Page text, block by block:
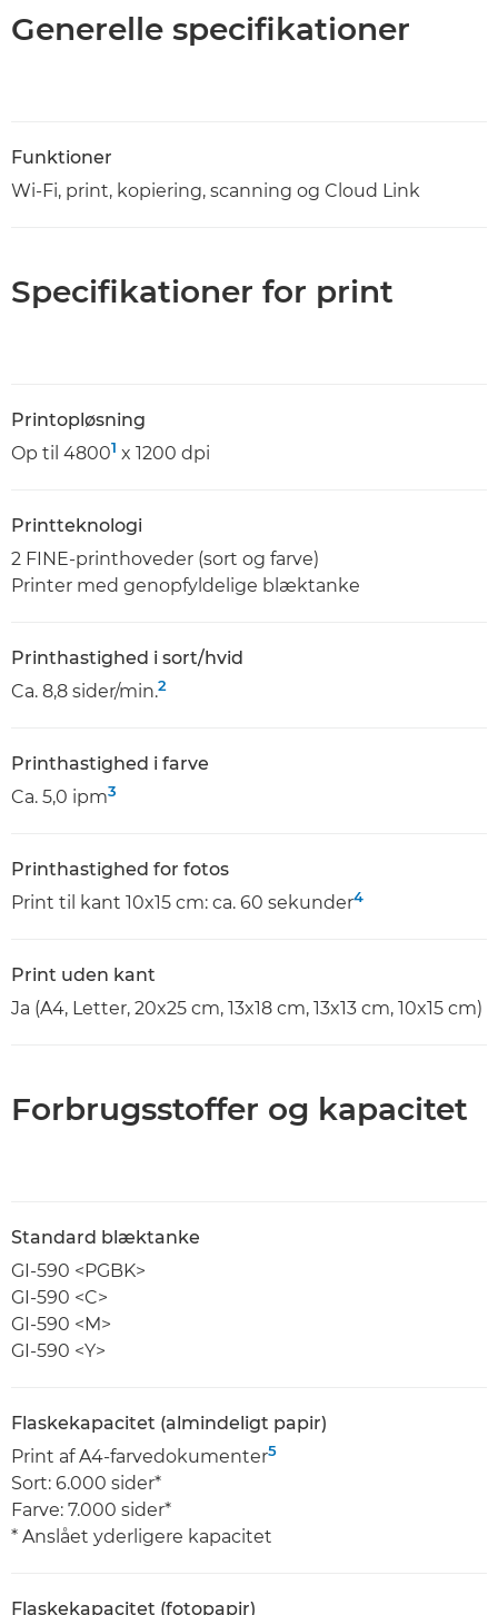
Generelle specifikationer
Funktioner
Wi-Fi, print, kopiering, scanning og Cloud Link
Specifikationer for print
Printopløsning
Op til 48001 x 1200 dpi
Printteknologi
2 FINE-printhoveder (sort og farve)
Printer med genopfyldelige blæktanke
Printhastighed i sort/hvid
Ca. 8,8 sider/min.2
Printhastighed i farve
Ca. 5,0 ipm3
Printhastighed for fotos
Print til kant 10x15 cm: ca. 60 sekunder4
Print uden kant
Ja (A4, Letter, 20x25 cm, 13x18 cm, 13x13 cm, 10x15 cm)
Forbrugsstoffer og kapacitet
Standard blæktanke
GI-590 <PGBK>
GI-590 <C>
GI-590 <M>
GI-590 <Y>
Flaskekapacitet (almindeligt papir)
Print af A4-farvedokumenter5
Sort: 6.000 sider*
Farve: 7.000 sider*
* Anslået yderligere kapacitet
Flaskekapacitet (fotopapir)